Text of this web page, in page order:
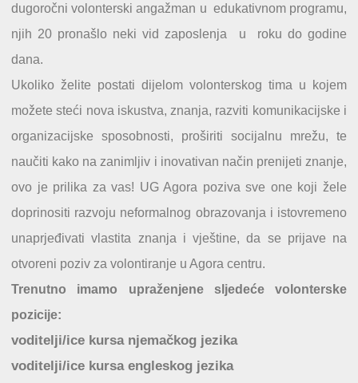
dugoročni volonterski angažman u edukativnom programu,
njih 20 pronašlo neki vid zaposlenja u roku do godine
dana.
Ukoliko želite postati dijelom volonterskog tima u kojem
možete steći nova iskustva, znanja, razviti komunikacijske i
organizacijske sposobnosti, proširiti socijalnu mrežu, te
naučiti kako na zanimljiv i inovativan način prenijeti znanje,
ovo je prilika za vas! UG Agora poziva sve one koji žele
doprinositi razvoju neformalnog obrazovanja i istovremeno
unaprjeđivati vlastita znanja i vještine, da se prijave na
otvoreni poziv za volontiranje u Agora centru.
Trenutno imamo upraženjene sljedeće volonterske
pozicije:
voditelji/ice kursa njemačkog jezika
voditelji/ice kursa engleskog jezika